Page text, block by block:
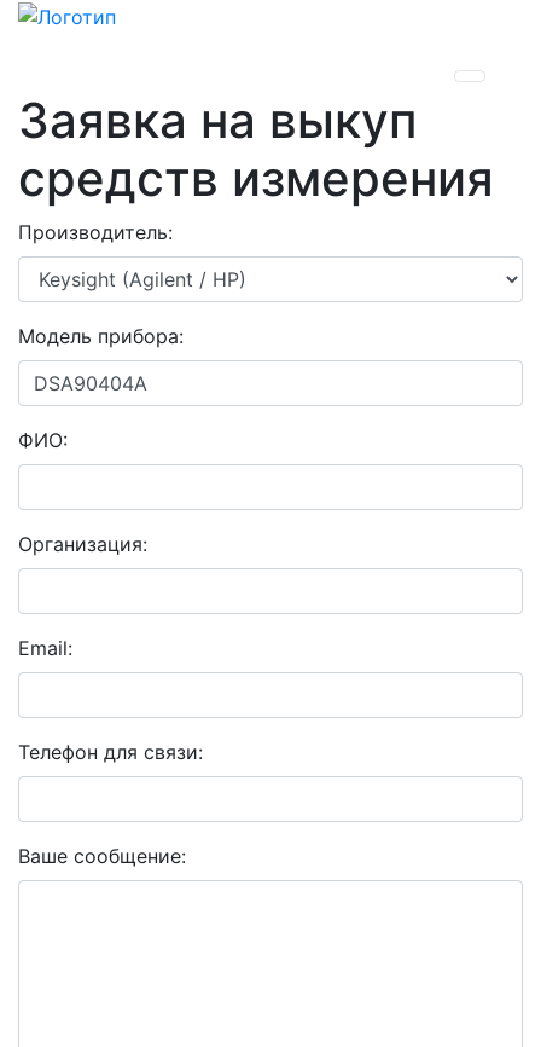
Previous
Заявка на выкуп
средств измерения
Производитель:
Модель прибора:
ФИО:
Организация:
Email:
Телефон для связи:
Ваше сообщение: